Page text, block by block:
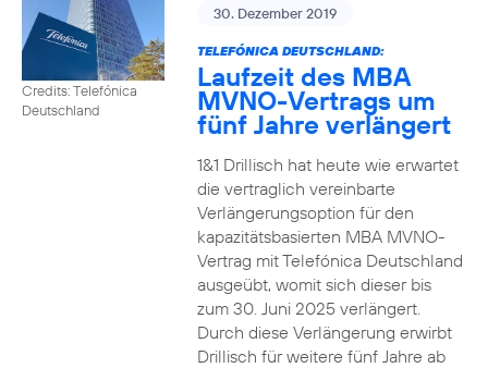
Credits: Telefónica
Deutschland
30. Dezember 2019
TELEFÓNICA DEUTSCHLAND:
Laufzeit des MBA
MVNO-Vertrags um
fünf Jahre verlängert
1&1 Drillisch hat heute wie erwartet
die vertraglich vereinbarte
Verlängerungsoption für den
kapazitätsbasierten MBA MVNO-
Vertrag mit Telefónica Deutschland
ausgeübt, womit sich dieser bis
zum 30. Juni 2025 verlängert.
Durch diese Verlängerung erwirbt
Drillisch für weitere fünf Jahre ab